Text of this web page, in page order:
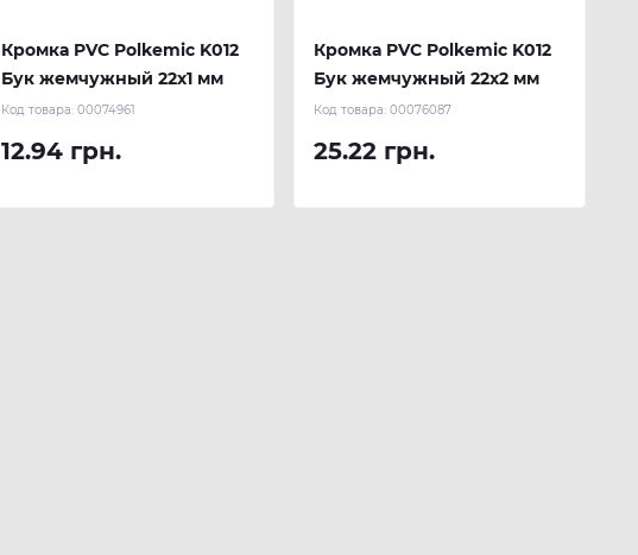
Кромка PVC Polkemic K012
Бук жемчужный 22х1 мм
Код товара:00074961
12.94 грн.
Кромка PVC Polkemic K012
Бук жемчужный 22х2 мм
Код товара: 00076087
25.22 грн.